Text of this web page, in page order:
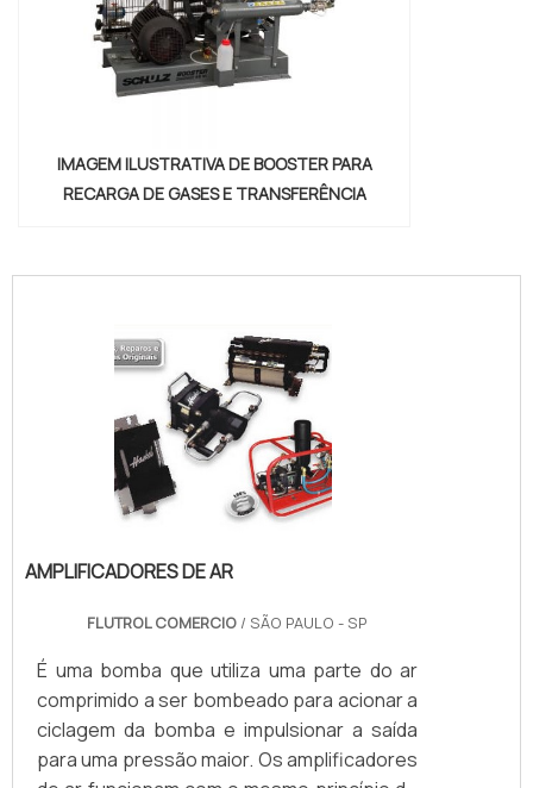
IMAGEM ILUSTRATIVA DE BOOSTER PARA
RECARGA DE GASES E TRANSFERÊNCIA
AMPLIFICADORES DE AR
FLUTROL COMERCIO / SÃO PAULO - SP
É uma bomba que utiliza uma parte do ar
comprimido a ser bombeado para acionar a
ciclagem da bomba e impulsionar a saída
para uma pressão maior. Os amplificadores